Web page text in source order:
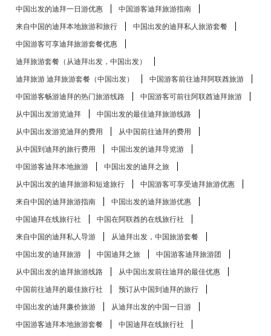
中国出发的迪拜一日游优惠
中国游客迪拜旅游指南
来自中国的迪拜本地旅游和旅行
中国出发的迪拜私人旅游套餐
中国游客可享迪拜旅游套餐优惠
迪拜旅游套餐（从迪拜出发，中国出发）
迪拜旅游 迪拜旅游套餐（中国出发）
中国游客前往迪拜阿联酋旅游
中国游客畅游迪拜的热门旅游线路
中国游客可前往阿联酋迪拜旅游
从中国出发游览迪拜
中国出发的最佳迪拜旅游线路
从中国出发游览迪拜的费用
从中国前往迪拜的费用
从中国到迪拜的旅行费用
中国出发的迪拜导览游
中国游客迪拜本地旅游
中国出发的迪拜之旅
从中国出发的迪拜旅游和短途旅行
中国游客可享受迪拜旅游优惠
来自中国的迪拜旅游指南
中国出发的迪拜旅游优惠
中国迪拜在线旅行社
中国在阿联酋的在线旅行社
来自中国的迪拜私人导游
从迪拜出发，中国旅游套餐
中国出发的迪拜旅游
中国迪拜之旅
中国游客迪拜旅游团
从中国出发的迪拜旅游线路
从中国出发前往迪拜的最佳优惠
中国前往迪拜的最佳旅行社
预订从中国到迪拜的旅行
中国出发的迪拜廉价旅游
从迪拜出发的中国一日游
中国游客迪拜本地旅游套餐
中国迪拜在线旅行社